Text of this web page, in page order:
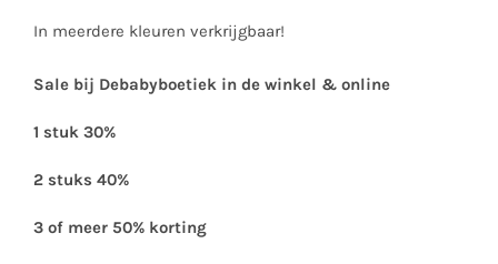
In meerdere kleuren verkrijgbaar!
Sale bij Debabyboetiek in de winkel & online
1 stuk 30%
2 stuks 40%
3 of meer 50% korting